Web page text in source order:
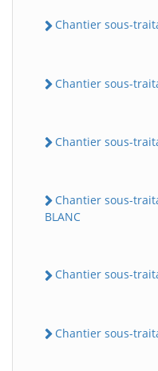
Chantier sous-
Chantier sous-
Chantier sous-
Chantier sous-
BLANC
Chantier sous-
Chantier sous-